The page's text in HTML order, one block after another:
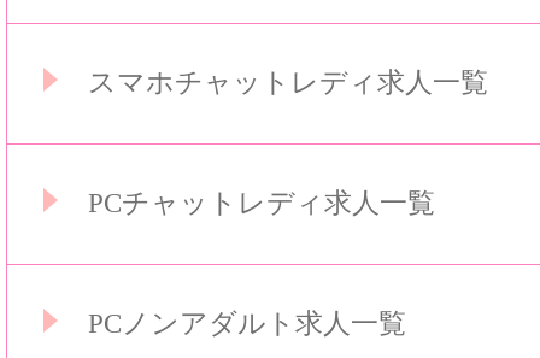
スマホチャットレディ求人一覧
PCチャットレディ求人一覧
PCノンアダルト求人一覧